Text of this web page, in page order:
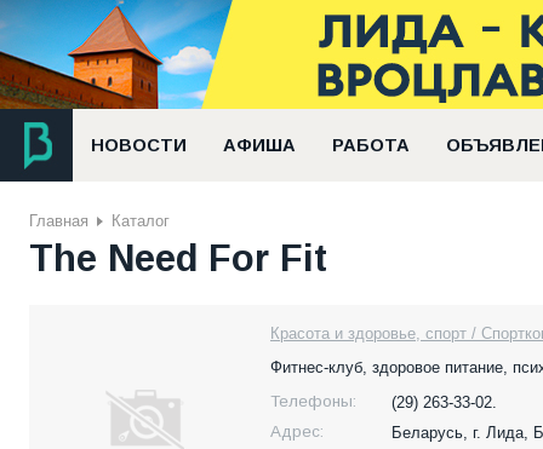
НОВОСТИ АФИША РАБОТА
Главная Каталог
The Need For Fit
Красота и здоровье, спорт /
Фитнес-клуб, здоровое питание,
Телефоны:
(29) 263-33-02.
Адрес:
Беларусь, г. Лида,